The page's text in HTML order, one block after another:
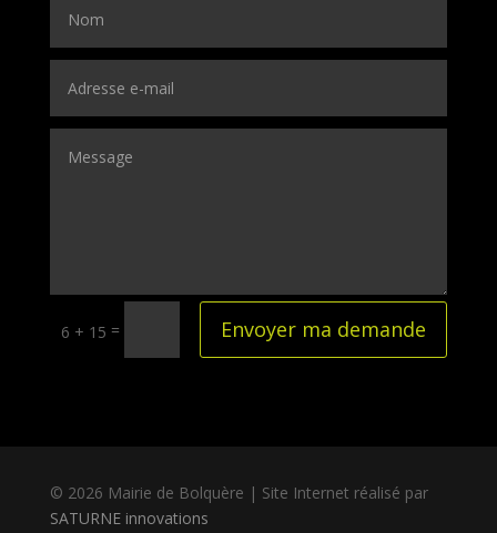
6 + 15 = Envoyer ma demande
© 2026 Mairie de Bolquère | Site Internet réalisé par
SATURNE innovations